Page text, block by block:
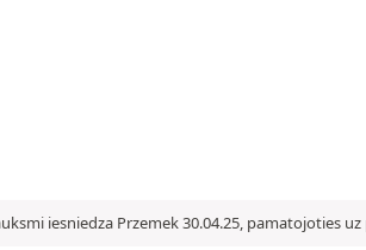
iesniedza Przemek 30.04.25, pamatojoties